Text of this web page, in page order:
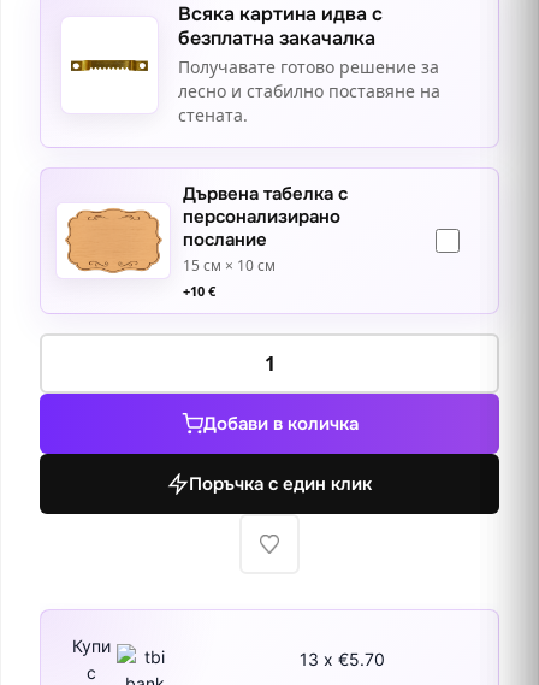
Всяка картина идва с
безплатна закачалка
Получавате готово решение за
лесно и стабилно поставяне на
стената.
Дървена табелка с
персонализирано
послание
15 см × 10 см
+10 €
количество
Колизеумът,
Добави в количка
Поръчка с един клик
Купи
с
13 x €5.70